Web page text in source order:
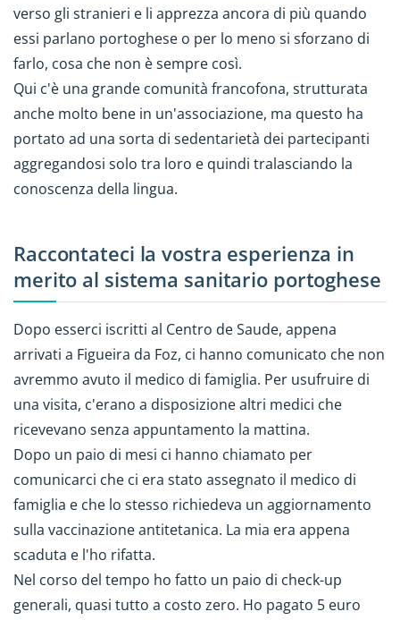
verso gli stranieri e li apprezza ancora di più quando
essi parlano portoghese o per lo meno si sforzano di
farlo, cosa che non è sempre così.
Qui c'è una grande comunità francofona, strutturata
anche molto bene in un'associazione, ma questo ha
portato ad una sorta di sedentarietà dei partecipanti
aggregandosi solo tra loro e quindi tralasciando la
conoscenza della lingua.
Raccontateci la vostra esperienza in
merito al sistema sanitario portoghese
Dopo esserci iscritti al Centro de Saude, appena
arrivati a Figueira da Foz, ci hanno comunicato che non
avremmo avuto il medico di famiglia. Per usufruire di
una visita, c'erano a disposizione altri medici che
ricevevano senza appuntamento la mattina.
Dopo un paio di mesi ci hanno chiamato per
comunicarci che ci era stato assegnato il medico di
famiglia e che lo stesso richiedeva un aggiornamento
sulla vaccinazione antitetanica. La mia era appena
scaduta e l'ho rifatta.
Nel corso del tempo ho fatto un paio di check-up
generali, quasi tutto a costo zero. Ho pagato 5 euro